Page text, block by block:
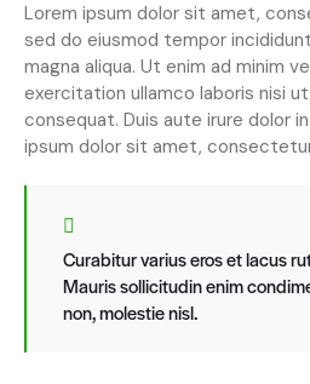
Lorem ipsum dolor sit amet,
sed do eiusmod tempor
magna aliqua. Ut enim ad minim
exercitation ullamco laboris nisi
consequat. Duis aute irure dolor
ipsum dolor sit amet,
Curabitur varius eros et lacus
Mauris sollicitudin enim
non, molestie nisl.